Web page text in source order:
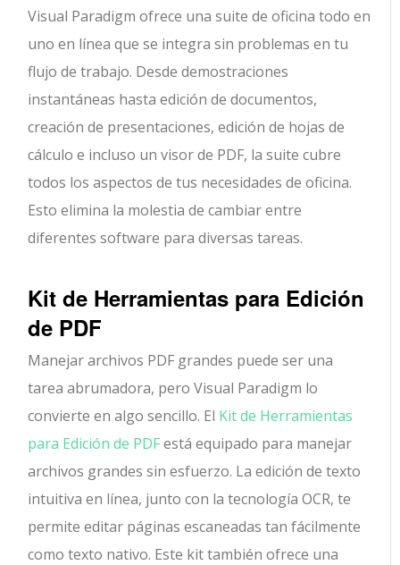
Visual Paradigm ofrece una suite de oficina todo en
uno en línea que se integra sin problemas en tu
flujo de trabajo. Desde demostraciones
instantáneas hasta edición de documentos,
creación de presentaciones, edición de hojas de
cálculo e incluso un visor de PDF, la suite cubre
todos los aspectos de tus necesidades de oficina.
Esto elimina la molestia de cambiar entre
diferentes software para diversas tareas.
Kit de Herramientas para Edición
de PDF
Manejar archivos PDF grandes puede ser una
tarea abrumadora, pero Visual Paradigm lo
convierte en algo sencillo. El Kit de Herramientas
para Edición de PDFestá equipado para manejar
archivos grandes sin esfuerzo. La edición de texto
intuitiva en línea, junto con la tecnología OCR, te
permite editar páginas escaneadas tan fácilmente
como texto nativo. Este kit también ofrece una